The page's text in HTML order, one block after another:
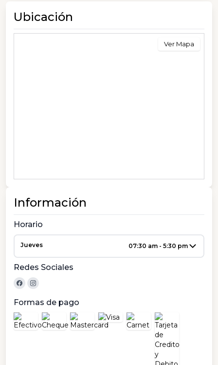
Ubicación
Ver Mapa
Información
Horario
Jueves 07:30 am - 5:30 pm
Redes Sociales
Formas de pago